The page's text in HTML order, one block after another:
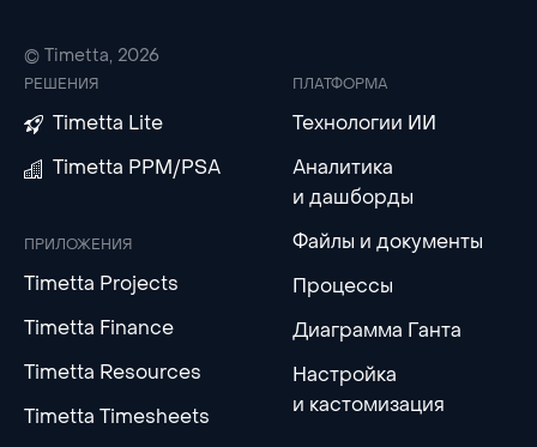
© Timetta, 2026
РЕШЕНИЯ
Timetta Lite
Timetta PPM/PSA
ПРИЛОЖЕНИЯ
Timetta Projects
Timetta Finance
Timetta Resources
Timetta Timesheets
ПЛАТФОРМА
Технологии ИИ
Аналитика
и дашборды
Файлы и документы
Процессы
Диаграмма Ганта
Настройка
и кастомизация